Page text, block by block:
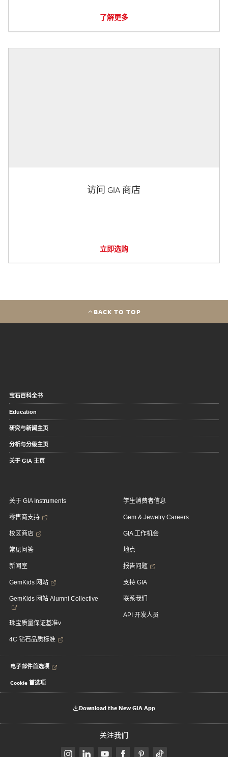
了解更多
访问 GIA 商店
立即选购
BACK TO TOP
宝石百科全书
Education
研究与新闻主页
分析与分级主页
关于 GIA 主页
关于 GIA Instruments
零售商支持
校区商店
常见问答
新闻室
GemKids 网站
GemKids 网站 Alumni Collective
珠宝质量保证基准v
4C 钻石品质标准
学生消费者信息
Gem & Jewelry Careers
GIA 工作机会
地点
报告问题
支持 GIA
联系我们
API 开发人员
电子邮件首选项
Cookie 首选项
Download the New GIA App
关注我们